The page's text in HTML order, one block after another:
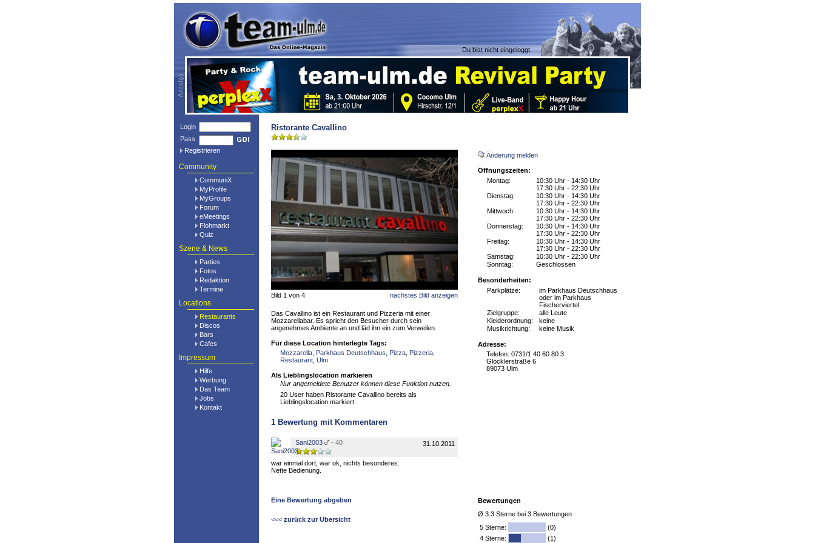
Du bist nicht eingeloggt.
Login
Pass
Registrieren
Community
CommuniX
MyProfile
MyGroups
Forum
eMeetings
Flohmarkt
Quiz
Szene & News
Parties
Fotos
Redaktion
Termine
Locations
Restaurants
Discos
Bars
Cafes
Impressum
Hilfe
Werbung
Das Team
Jobs
Kontakt
Ristorante Cavallino
Änderung melden
Öffnungszeiten:
Montag:
10:30 Uhr - 14:30 Uhr
17:30 Uhr - 22:30 Uhr
Dienstag:
10:30 Uhr - 14:30 Uhr
17:30 Uhr - 22:30 Uhr
Mittwoch:
10:30 Uhr - 14:30 Uhr
17:30 Uhr - 22:30 Uhr
Donnerstag:
10:30 Uhr - 14:30 Uhr
17:30 Uhr - 22:30 Uhr
Freitag:
10:30 Uhr - 14:30 Uhr
17:30 Uhr - 22:30 Uhr
Samstag:
10:30 Uhr - 22:30 Uhr
Sonntag:
Geschlossen
Besonderheiten:
Parkplätze:
im Parkhaus Deutschhaus
oder im Parkhaus
Fischerviertel
Zielgruppe:
alle Leute
Kleiderordnung: keine
Musikrichtung:
keine Musik
Adresse:
Telefon: 0731/1 40 60 80 3
Glöcklerstraße 6
89073 Ulm
Bewertungen
Ø 3.3 Sterne bei 3 Bewertungen
5 Sterne:
(0)
4 Sterne:
(1)
Bild 1 von 4 nächstes Bild anzeigen
Das Cavallino ist ein Restaurant und Pizzeria mit einer
Mozzarellabar. Es spricht den Besucher durch sein
angenehmes Ambiente an und läd ihn ein zum Verweilen.
Für diese Location hinterlegte Tags:
Mozzarella Parkhaus Deutschhaus Pizza Pizzeria
Restaurant Ulm
Als Lieblingslocation markieren
Nur angemeldete Benutzer können diese Funktion nutzen.
20 User haben Ristorante Cavallino bereits als
Lieblingslocation markiert.
1 Bewertung mit Kommentaren
Sani2003 - 40 31.10.2011
war einmal dort, war ok, nichts besonderes.
Nette Bedienung.
Eine Bewertung abgeben
<<< zurück zur Übersicht